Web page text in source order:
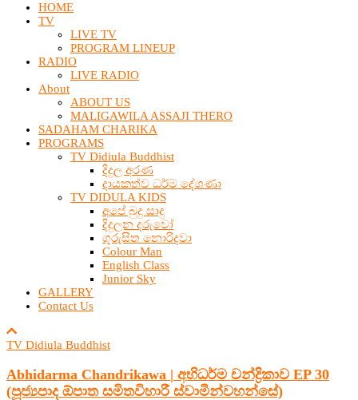
HOME
TV
LIVE TV
PROGRAM LINEUP
RADIO
LIVE RADIO
About
ABOUT US
MALIGAWILA ASSAJI THERO
SADAHAM CHARIKA
PROGRAMS
TV Didiula Buddhist
දිදුල අරණ
දායකත්ව ධර්ම දේශණා
TV DIDULA KIDS
අපේ බුදු සාදු
දිදුලන දරුවෝ
ගුරුසිත නොරිදවා
Colour Man
English Class
Junior Sky
GALLERY
Contact Us
TV Didiula Buddhist
Abhidarma Chandrikawa | අභිධර්ම චන්ද්‍රිකාව EP 30
(පූජ්‍යපාද ඕපාත සමිතවිහාරී ස්වාමීන්වහන්සේ)